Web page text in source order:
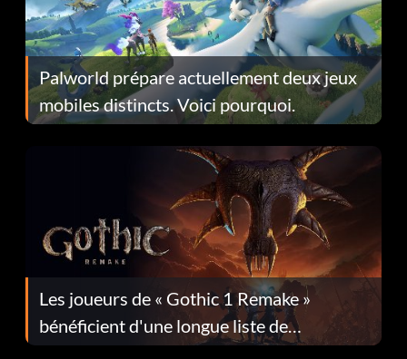
Palworld prépare actuellement deux jeux
mobiles distincts. Voici pourquoi.
Les joueurs de « Gothic 1 Remake »
bénéficient d'une longue liste de
corrections dans la mise à jour 1.0.4